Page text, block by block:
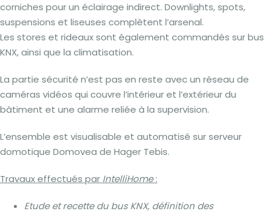
corniches pour un éclairage indirect. Downlights, spots,
suspensions et liseuses complètent l’arsenal.
Les stores et rideaux sont également commandés sur bus
KNX, ainsi que la climatisation.
La partie sécurité n’est pas en reste avec un réseau de
caméras vidéos qui couvre l’intérieur et l’extérieur du
bâtiment et une alarme reliée à la supervision.
L’ensemble est visualisable et automatisé sur serveur
domotique Domovea de Hager Tebis.
Travaux effectués par IntelliHome:
Etude et recette du bus KNX, définition des